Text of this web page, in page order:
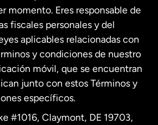
momento. Eres responsable de
fiscales personales y del
aplicables relacionadas con
y condiciones de nuestro
móvil, que se encuentran
junto con estos Términos y
específicos.
#1016, Claymont, DE 19703,